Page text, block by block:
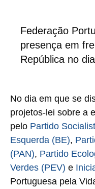
Federação
presença em
República no
No dia em que se
projetos-lei sobre a
pelo Partido
Esquerda (BE),
(PAN), Partido
Verdes (PEV) e
Portuguesa pela